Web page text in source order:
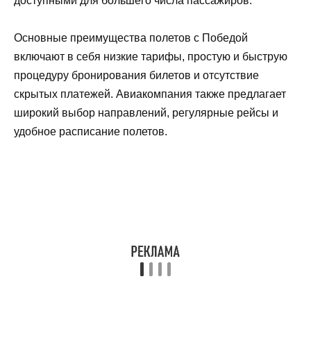
Основные преимущества полетов с Победой
включают в себя низкие тарифы, простую и быструю
процедуру бронирования билетов и отсутствие
скрытых платежей. Авиакомпания также предлагает
широкий выбор направлений, регулярные рейсы и
удобное расписание полетов.